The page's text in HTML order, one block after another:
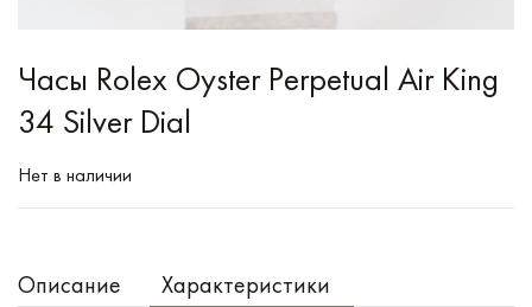
Часы Rolex Oyster Perpetual Air King
34 Silver Dial
Нет в наличии
Описание Характеристики